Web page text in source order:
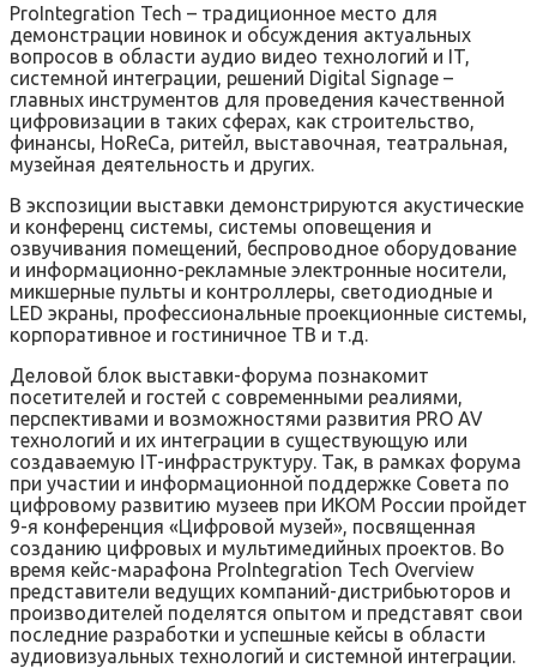
ProIntegration Tech – традиционное место для
демонстрации новинок и обсуждения актуальных
вопросов в области аудио видео технологий и IT,
системной интеграции, решений Digital Signage –
главных инструментов для проведения качественной
цифровизации в таких сферах, как строительство,
финансы, HoReCa, ритейл, выставочная, театральная,
музейная деятельность и других.
В экспозиции выставки демонстрируются акустические
и конференц системы, системы оповещения и
озвучивания помещений, беспроводное оборудование
и информационно-рекламные электронные носители,
микшерные пульты и контроллеры, светодиодные и
LED экраны, профессиональные проекционные системы,
корпоративное и гостиничное ТВ и т.д.
Деловой блок выставки-форума познакомит
посетителей и гостей с современными реалиями,
перспективами и возможностями развития PRO AV
технологий и их интеграции в существующую или
создаваемую IT-инфраструктуру. Так, в рамках форума
при участии и информационной поддержке Совета по
цифровому развитию музеев при ИКОМ России пройдет
9-я конференция «Цифровой музей», посвященная
созданию цифровых и мультимедийных проектов. Во
время кейс-марафона ProIntegration Tech Overview
представители ведущих компаний-дистрибьюторов и
производителей поделятся опытом и представят свои
последние разработки и успешные кейсы в области
аудиовизуальных технологий и системной интеграции.